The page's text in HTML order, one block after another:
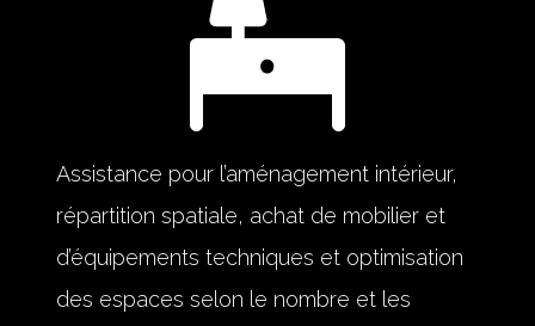
Assistance pour l’aménagement intérieur,
répartition spatiale, achat de mobilier et
d’équipements techniques et optimisation
des espaces selon le nombre et les